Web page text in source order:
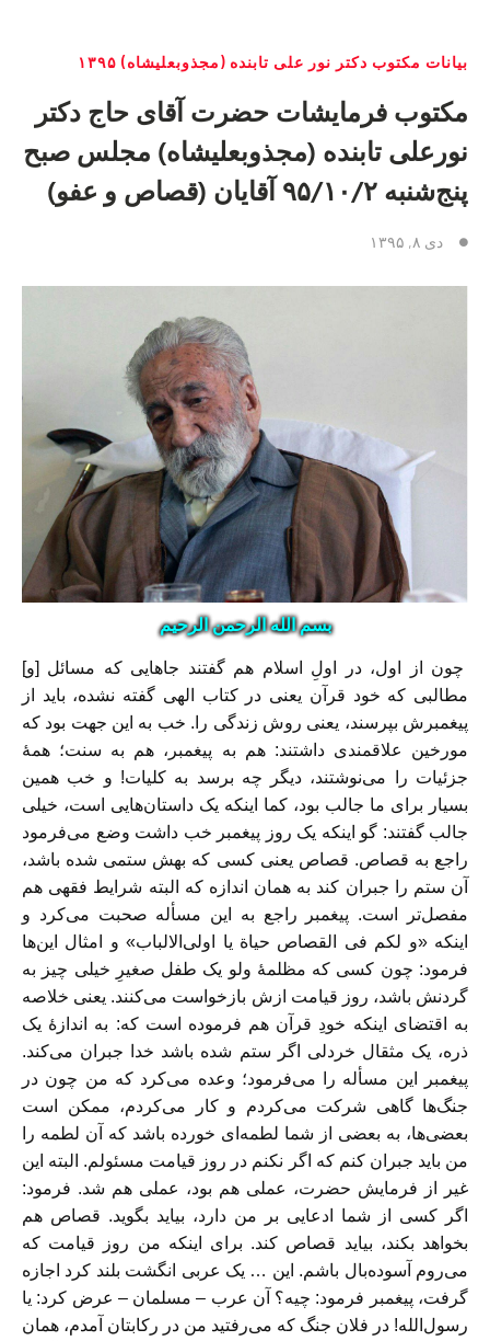
بیانات مکتوب دکتر نور علی تابنده (مجذوبعلیشاه) ١٣٩۵
مکتوب فرمایشات حضرت آقای حاج دکتر
نورعلی تابنده (مجذوبعلیشاه) مجلس صبح
پنج‌شنبه ۹۵/۱۰/۲ آقایان (قصاص و عفو)
دی ۸, ۱۳۹۵
بسم الله الرحمن الرحیم
چون از اول، در اولِ اسلام هم گفتند جاهایی که مسائل [و]
مطالبی که خود قرآن یعنی در کتاب الهی گفته نشده، باید از
پیغمبرش بپرسند، یعنی روش زندگی را. خب به این جهت بود که
مورخین علاقمندی داشتند: هم به پیغمبر، هم به سنت؛ همهٔ
جزئیات را می‌نوشتند، دیگر چه برسد به کلیات! و خب همین
بسیار برای ما جالب بود، کما اینکه یک داستان‌هایی است، خیلی
جالب گفتند: گو اینکه یک روز پیغمبر خب داشت وضع می‌فرمود
راجع به قصاص. قصاص یعنی کسی که بهش ستمی شده باشد،
آن ستم را جبران کند به‌‌ همان اندازه که البته شرایط فقهی هم
مفصل‌تر است. پیغمبر راجع به این مسأله صحبت می‌کرد و
اینکه «و لکم فی القصاص حیاة یا اولی‌الالباب» و امثال این‌ها
فرمود: چون کسی که مظلمهٔ ولو یک طفل صغیرِ خیلی چیز به
گردنش باشد، روز قیامت ازش بازخواست می‌کنند. یعنی خلاصه
به اقتضای اینکه خودِ قرآن هم فرموده است که: به اندازهٔ یک
ذره، یک مثقال خردلی اگر ستم شده باشد خدا جبران می‌کند.
پیغمبر این مسأله را می‌فرمود؛ وعده می‌کرد که من چون در
جنگ‌ها گاهی شرکت می‌کردم و کار می‌کردم، ممکن است
بعضی‌ها، به بعضی از شما لطمه‌ای خورده باشد که آن لطمه را
من باید جبران کنم که اگر نکنم در روز قیامت مسئولم. البته این
غیر از فرمایش حضرت، عملی هم بود، عملی هم شد. فرمود:
اگر کسی از شما ادعایی بر من دارد، بیاید بگوید. قصاص هم
بخواهد بکند، بیاید قصاص کند. برای اینکه من روز قیامت که
می‌روم آسوده‌بال باشم. این … یک عربی انگشت بلند کرد اجازه
گرفت، پیغمبر فرمود: چیه؟ آن عرب – مسلمان – عرض کرد: یا
رسول‌الله! در فلان جنگ که می‌رفتید من در رکابتان آمدم‌‌، همان